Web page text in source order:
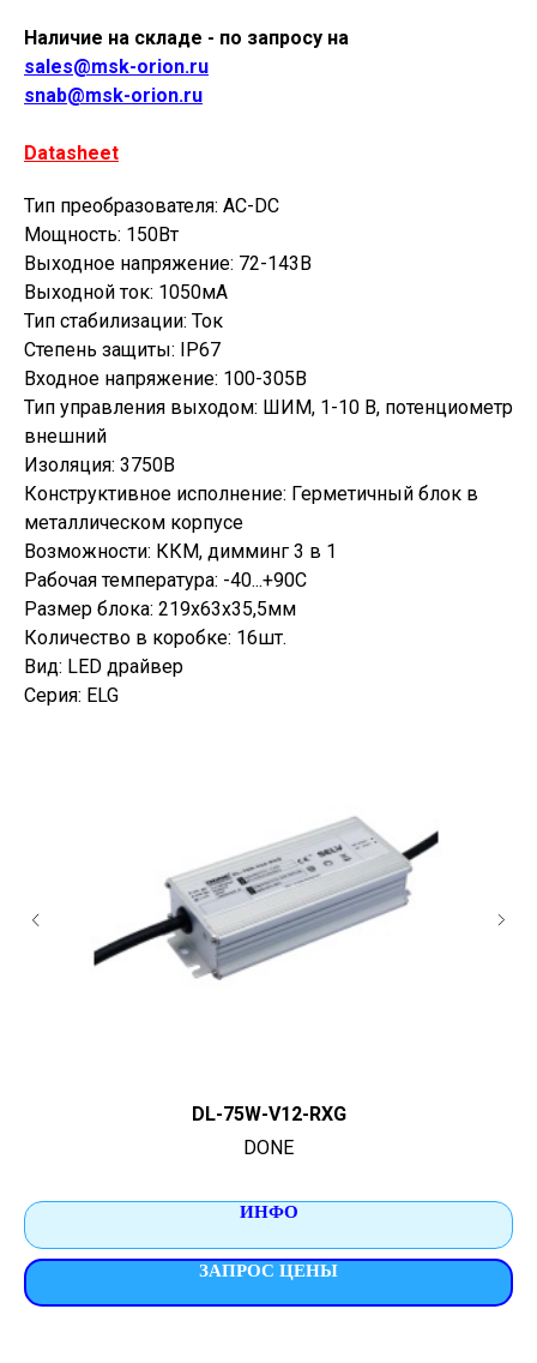
Наличие на складе - по запросу на
sales@msk-orion.ru
snab@msk-orion.ru
Datasheet
Тип преобразователя: AC-DC
Мощность: 150Вт
Выходное напряжение: 72-143В
Выходной ток: 1050мА
Тип стабилизации: Ток
Степень защиты: IP67
Входное напряжение: 100-305В
Тип управления выходом: ШИМ, 1-10 В, потенциометр
внешний
Изоляция: 3750В
Конструктивное исполнение: Герметичный блок в
металлическом корпусе
Возможности: ККМ, димминг 3 в 1
Рабочая температура: -40...+90С
Размер блока: 219х63х35,5мм
Количество в коробке: 16шт.
Вид: LED драйвер
Серия: ELG
DL-75W-V12-RXG
DONE
ИНФО
ЗАПРОС ЦЕНЫ